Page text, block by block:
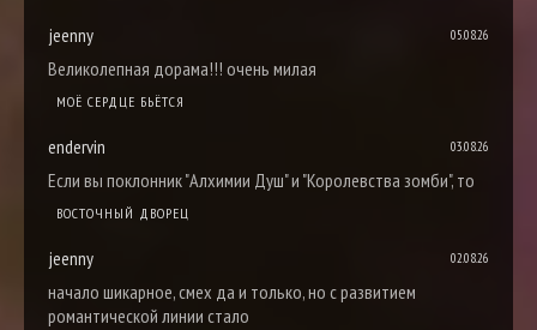
jeenny 05.08.26
Великолепная дорама!!! очень милая
МОЁ СЕРДЦЕ БЬЁТСЯ
endervin 03.08.26
Если вы поклонник "Алхимии Душ" и "Королевства зомби", то
ВОСТОЧНЫЙ ДВОРЕЦ
jeenny 02.08.26
начало шикарное, смех да и только, но с развитием
романтической линии стало